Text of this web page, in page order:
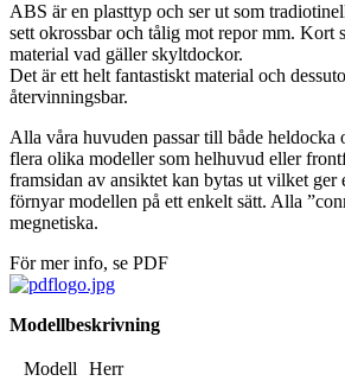
ABS är en plasttyp och ser ut som
sett okrossbar och tålig mot repor mm. Kort
material vad gäller skyltdockor.
Det är ett helt fantastiskt material och
återvinningsbar.
Alla våra huvuden passar till både heldocka
flera olika modeller som helhuvud eller
framsidan av ansiktet kan bytas ut vilket ger
förnyar modellen på ett enkelt sätt. Alla
megnetiska.
För mer info, se PDF
Modellbeskrivning
Modell
Herr